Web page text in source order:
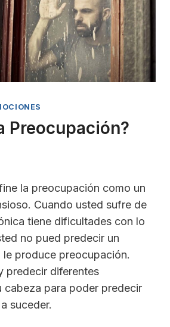
Preocupación?
la preocupación como un
Cuando usted sufre de
tiene dificultades con lo
no pued predecir un
le produce preocupación.
predecir diferentes
cabeza para poder predecir
suceder.